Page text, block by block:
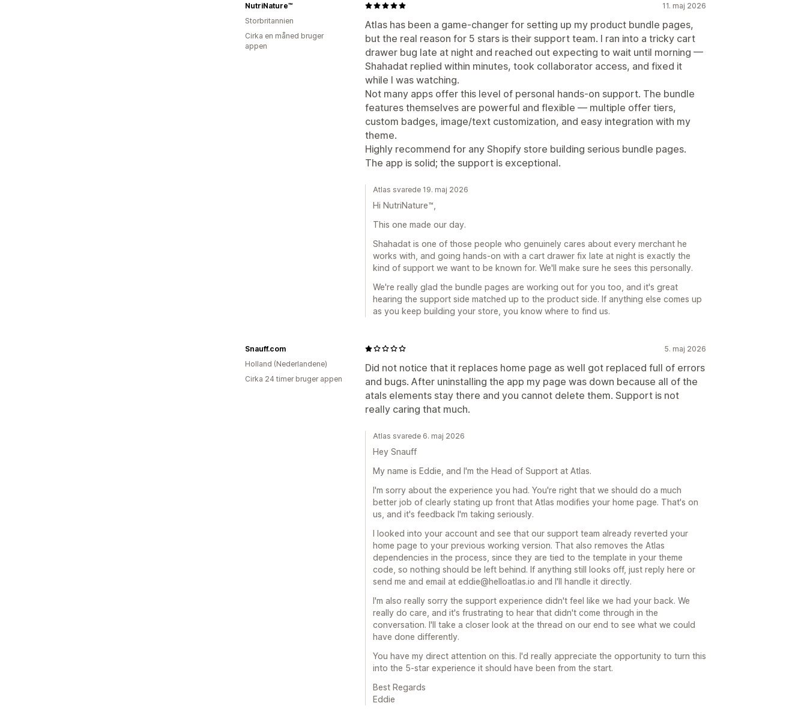
11. maj 2026
Atlas has been a game-changer for setting up my product bundle pages,
but the real reason for 5 stars is their support team. I ran into a tricky cart
drawer bug late at night and reached out expecting to wait until morning —
Shahadat replied within minutes, took collaborator access, and fixed it
while I was watching.
Not many apps offer this level of personal hands-on support. The bundle
features themselves are powerful and flexible — multiple offer tiers,
custom badges, image/text customization, and easy integration with my
theme.
Highly recommend for any Shopify store building serious bundle pages.
The app is solid; the support is exceptional.
NutriNature™
Storbritannien
Cirka en måned bruger
appen
Atlas svarede 19. maj 2026
Hi NutriNature™,
This one made our day.
Shahadat is one of those people who genuinely cares about every merchant he
works with, and going hands-on with a cart drawer fix late at night is exactly the
kind of support we want to be known for. We'll make sure he sees this personally.
We're really glad the bundle pages are working out for you too, and it's great
hearing the support side matched up to the product side. If anything else comes up
as you keep building your store, you know where to find us.
5. maj 2026
Did not notice that it replaces home page as well got replaced full of errors
and bugs. After uninstalling the app my page was down because all of the
atals elements stay there and you cannot delete them. Support is not
really caring that much.
Snauff.com
Holland (Nederlandene)
Cirka 24 timer bruger appen
Atlas svarede 6. maj 2026
Hey Snauff
My name is Eddie, and I'm the Head of Support at Atlas.
I'm sorry about the experience you had. You're right that we should do a much
better job of clearly stating up front that Atlas modifies your home page. That's on
us, and it's feedback I'm taking seriously.
I looked into your account and see that our support team already reverted your
home page to your previous working version. That also removes the Atlas
dependencies in the process, since they are tied to the template in your theme
code, so nothing should be left behind. If anything still looks off, just reply here or
send me and email at eddie@helloatlas.io and I'll handle it directly.
I'm also really sorry the support experience didn't feel like we had your back. We
really do care, and it's frustrating to hear that didn't come through in the
conversation. I'll take a closer look at the thread on our end to see what we could
have done differently.
You have my direct attention on this. I'd really appreciate the opportunity to turn this
into the 5-star experience it should have been from the start.
Best Regards
Eddie